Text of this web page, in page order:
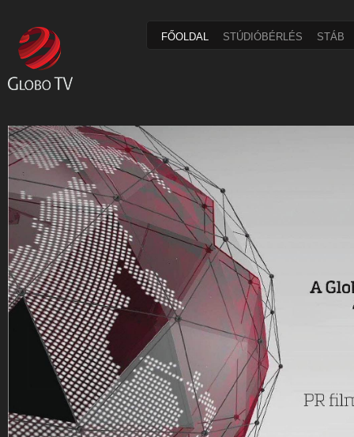
FŐOLDAL STÚDIÓBÉRLÉS STÁB